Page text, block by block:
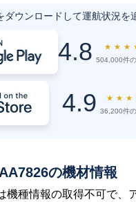
ダウンロードして運航状況を
4.8 ★ ★ ★
504,000件の
4.9 ★ ★ ★
36,200件
AA7826の機材情報
機種情報の取得不可で、